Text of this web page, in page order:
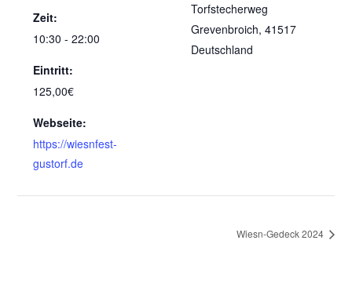
Zeit:
10:30 - 22:00
Eintritt:
125,00€
Webseite:
https://wiesnfest-
gustorf.de
Torfstecherweg
Grevenbroich, 41517
Deutschland
Wiesn-Gedeck 2024